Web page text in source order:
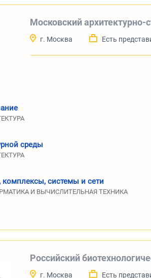
Московский архитектурно-
г. Москва Есть
среды
системы и сети
И ВЫЧИСЛИТЕЛЬНАЯ ТЕХНИКА
Российский
г. Москва Есть